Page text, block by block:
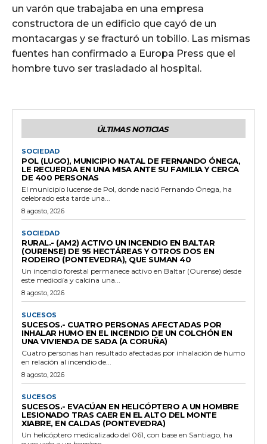
un varón que trabajaba en una empresa
constructora de un edificio que cayó de un
montacargas y se fracturó un tobillo. Las mismas
fuentes han confirmado a Europa Press que el
hombre tuvo ser trasladado al hospital.
ÚLTIMAS NOTICIAS
SOCIEDAD
POL (LUGO), MUNICIPIO NATAL DE FERNANDO ÓNEGA,
LE RECUERDA EN UNA MISA ANTE SU FAMILIA Y CERCA
DE 400 PERSONAS
El municipio lucense de Pol, donde nació Fernando Ónega, ha
celebrado esta tarde una...
8 agosto, 2026
SOCIEDAD
RURAL.- (AM2) ACTIVO UN INCENDIO EN BALTAR
(OURENSE) DE 95 HECTÁREAS Y OTROS DOS EN
RODEIRO (PONTEVEDRA), QUE SUMAN 40
Un incendio forestal permanece activo en Baltar (Ourense) desde
este mediodía y calcina una...
8 agosto, 2026
SUCESOS
SUCESOS.- CUATRO PERSONAS AFECTADAS POR
INHALAR HUMO EN EL INCENDIO DE UN COLCHÓN EN
UNA VIVIENDA DE SADA (A CORUÑA)
Cuatro personas han resultado afectadas por inhalación de humo
en relación al incendio de...
8 agosto, 2026
SUCESOS
SUCESOS.- EVACÚAN EN HELICÓPTERO A UN HOMBRE
LESIONADO TRAS CAER EN EL ALTO DEL MONTE
XIABRE, EN CALDAS (PONTEVEDRA)
Un helicóptero medicalizado del 061, con base en Santiago, ha